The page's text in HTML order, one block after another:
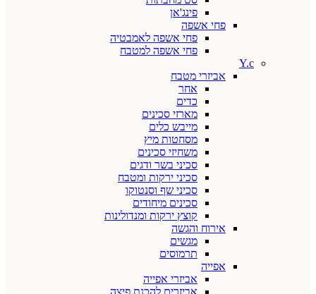
פינג'אן
פחי אשפה
פחי אשפה לאמבטיה
פחי אשפה למטבח
Y.c
אביזרי מטבח
אחר
כדים
מארזי סכינים
מייבש כלים
מסחטות מיץ
משחיזי סכינים
סכיני בשר ודגים
סכיני ירקות ומטבח
סכיני שף וסנטוקו
סכינים מיחודים
קוצץ ירקות ומנדולינות
אירוח והגשה
מגשים
תרמוסים
אפייה
אביזרי אפייה
אביזרים להכנת פיצה